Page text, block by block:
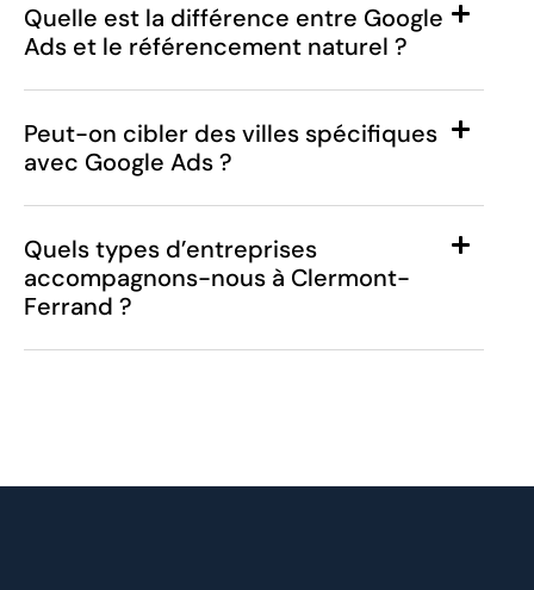
Quelle est la différence entre Google
Ads et le référencement naturel ?
Peut-on cibler des villes spécifiques
avec Google Ads ?
Quels types d’entreprises
accompagnons-nous à Clermont-
Ferrand ?